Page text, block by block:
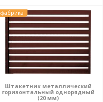
фабрика
Штакетник металлический
горизонтальный однорядный
(20 мм)